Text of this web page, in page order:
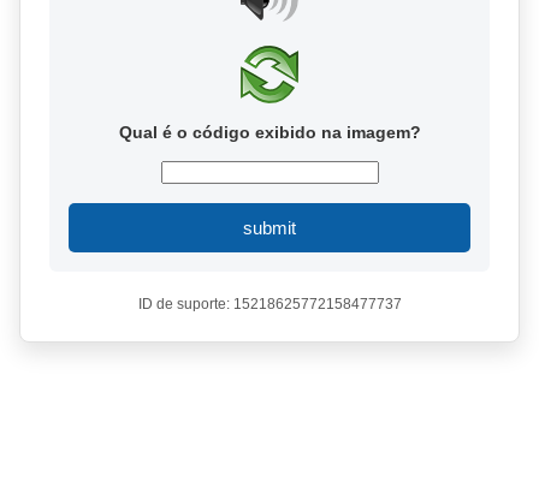
Qual é o código exibido na imagem?
submit
ID de suporte: 15218625772158477737